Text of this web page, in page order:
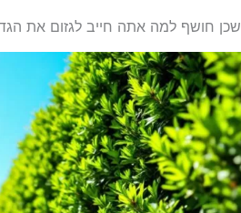
שכן חושף למה אתה חייב לגזום את